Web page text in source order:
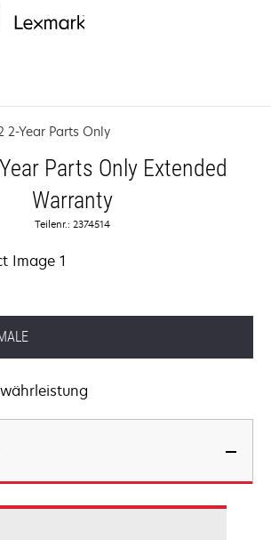
2-Year Parts Only
Parts Only Extended
Warranty
Teilenr.: 2374514